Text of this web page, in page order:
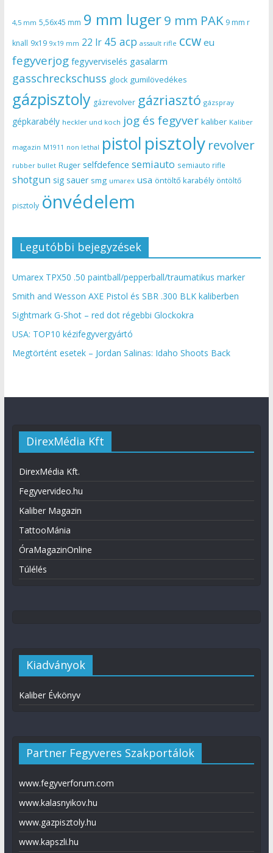
4,5 mm 5,56x45 mm 9 mm luger9 mm PAK 9 mm r
knall 9x19 9x19 mm 22 lr 45 acp assault rifle ccw eu
fegyverjog fegyverviselés gasalarm
gasschreckschuss glock gumilövedékes
gázpisztoly gázrevolver gázriasztó gázspray
gépkarabély heckler und koch jog és fegyver kaliber Kaliber
magazin M1911 non lethal pistol pisztoly revolver
rubber bullet Ruger selfdefence semiauto semiauto rifle
shotgun sig sauer smg umarex usa öntöltő karabély öntöltő
pisztoly önvédelem
Legutóbbi bejegyzések
Umarex TPX50 .50 paintball/pepperball/traumatikus marker
Smith and Wesson AXE Pistol és SBR .300 BLK kaliberben
Sightmark G-Shot – red dot régebbi Glockokra
USA: TOP10 kézifegyvergyártó
Megtörtént esetek – Jordan Salinas: Idaho Shoots Back
DirexMédia Kft
DirexMédia Kft.
Fegyvervideo.hu
Kaliber Magazin
TattooMánia
ÓraMagazinOnline
Túlélés
Kiadványok
Kaliber Évkönyv
Partner Fegyveres Szakportálok
www.fegyverforum.com
www.kalasnyikov.hu
www.gazpisztoly.hu
www.kapszli.hu